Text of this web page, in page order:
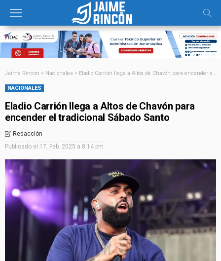
Jaime Rincon > Nacionales > Eladio Carrión llega a Altos de Chavón para encender el tradicional Sábado Santo
NACIONALES
Eladio Carrión llega a Altos de Chavón para
encender el tradicional Sábado Santo
Redacción
Publicado el 17, Feb. 2025 a 8:14 pm